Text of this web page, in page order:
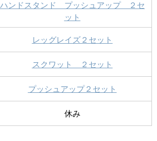
ハンドスタンド プッシュアップ ２セ
ット
レッグレイズ２セット
スクワット ２セット
プッシュアップ２セット
休み